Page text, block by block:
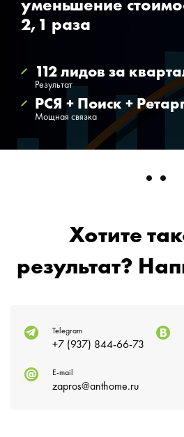
112 лидов за
Результат
РСЯ + Поиск +
Мощная связка
уменьшение
2,1 раза
Хотите
результат?
Telegram
+7 (937) 844-66-73
E-mail
zapros@anthome.ru